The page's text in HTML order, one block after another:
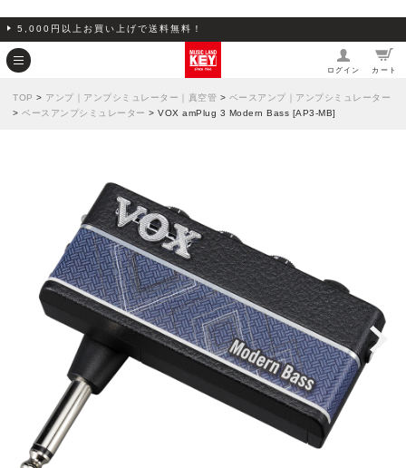
5,000円以上お買い上げで送料無料！
ログイン カート
TOP > アンプ｜アンプシミュレーター｜真空管 > ベースアンプ｜アンプシミュレーター
> ベースアンプシミュレーター > VOX amPlug 3 Modern Bass [AP3-MB]